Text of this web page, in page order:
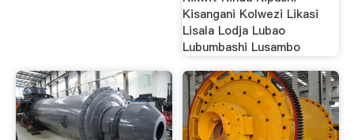
Kisangani Kolwezi Likasi
Lisala Lodja Lubao
Lubumbashi Lusambo